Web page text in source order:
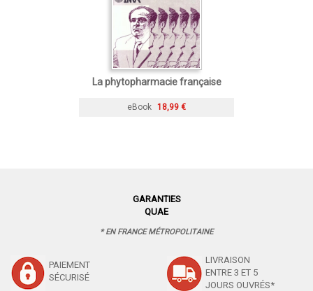
La phytopharmacie française
eBook 18,99 €
GARANTIES
QUAE
* EN FRANCE MÉTROPOLITAINE
PAIEMENT
SÉCURISÉ
LIVRAISON
ENTRE 3 ET 5
JOURS OUVRÉS*